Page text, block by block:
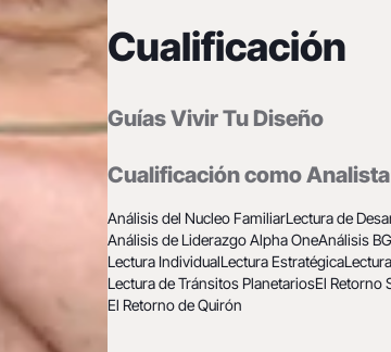
Cualificación
Guías Vivir Tu Diseño
Cualificación como
Análisis del Nucleo FamiliarLectura de
Análisis de Liderazgo Alpha OneAnálisis
Lectura IndividualLectura Estratégica
Lectura de Tránsitos PlanetariosEl Retorno
El Retorno de Quirón